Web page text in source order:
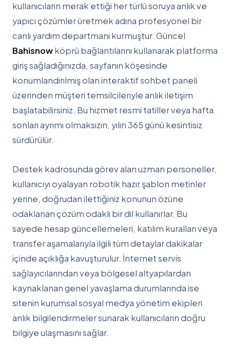
kullanıcıların merak ettiği her türlü soruya anlık ve
yapıcı çözümler üretmek adına profesyonel bir
canlı yardım departmanı kurmuştur. Güncel
Bahisnowköprü bağlantılarını kullanarak platforma
giriş sağladığınızda, sayfanın köşesinde
konumlandırılmış olan interaktif sohbet paneli
üzerinden müşteri temsilcileriyle anlık iletişim
başlatabilirsiniz. Bu hizmet resmi tatiller veya hafta
sonları ayrımı olmaksızın, yılın 365 günü kesintisiz
sürdürülür.
Destek kadrosunda görev alan uzman personeller,
kullanıcıyı oyalayan robotik hazır şablon metinler
yerine, doğrudan ilettiğiniz konunun özüne
odaklanan çözüm odaklı bir dil kullanırlar. Bu
sayede hesap güncellemeleri, katılım kuralları veya
transfer aşamalarıyla ilgili tüm detaylar dakikalar
içinde açıklığa kavuşturulur. İnternet servis
sağlayıcılarından veya bölgesel altyapılardan
kaynaklanan genel yavaşlama durumlarında ise
sitenin kurumsal sosyal medya yönetim ekipleri
anlık bilgilendirmeler sunarak kullanıcıların doğru
bilgiye ulaşmasını sağlar.